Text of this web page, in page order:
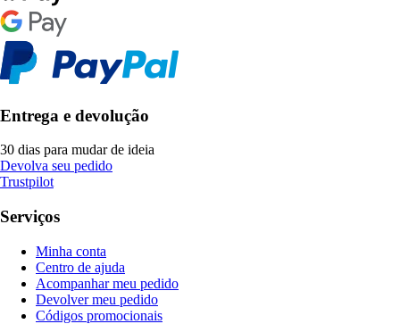
Entrega e devolução
30 dias para mudar de ideia
Devolva seu pedido
Trustpilot
Serviços
Minha conta
Centro de ajuda
Acompanhar meu pedido
Devolver meu pedido
Códigos promocionais